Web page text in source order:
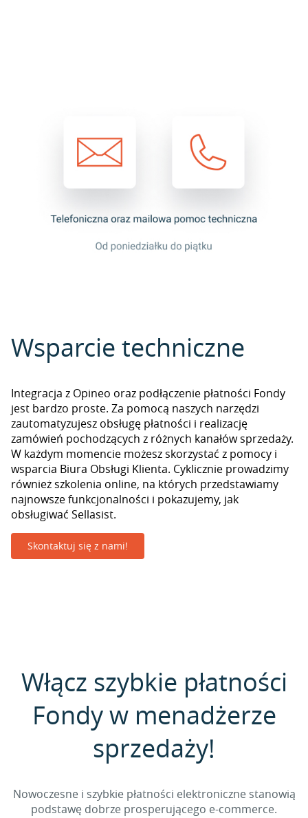
Wsparcie techniczne
Integracja z Opineo oraz podłączenie płatności Fondy
jest bardzo proste. Za pomocą naszych narzędzi
zautomatyzujesz obsługę płatności i realizację
zamówień pochodzących z różnych kanałów sprzedaży.
W każdym momencie możesz skorzystać z pomocy i
wsparcia Biura Obsługi Klienta. Cyklicznie prowadzimy
również szkolenia online, na których przedstawiamy
najnowsze funkcjonalności i pokazujemy, jak
obsługiwać Sellasist.
Skontaktuj się z nami!
Włącz szybkie płatności
Fondy w menadżerze
sprzedaży!
Nowoczesne i szybkie płatności elektroniczne stanowią
podstawę dobrze prosperującego e-commerce.